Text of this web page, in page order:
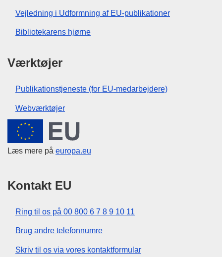
Vejledning i Udformning af EU-publikationer
Bibliotekarens hjørne
Værktøjer
Publikationstjeneste (for EU-medarbejdere)
Webværktøjer
Den Europæiske Union
Læs mere på europa.eu
Kontakt EU
Ring til os på 00 800 6 7 8 9 10 11
Brug andre telefonnumre
Skriv til os via vores kontaktformular